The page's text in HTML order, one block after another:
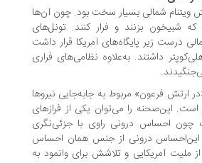
شمالی بسیار سخت بود. چون آن‌ها
بزنند و فرار کنند. تونل‌های
زیر پایگاه‌های آمریکا قرار داشت
داشتند. به‌علاوه نظامی‌های فراری
مربوط به جابه‌جایی نیروها
را می‌توان یکی از فرازهای
درونی راوی با جزئی‌نگری
درونی از جنس همان احساس
و تلاشش برای وانمود به